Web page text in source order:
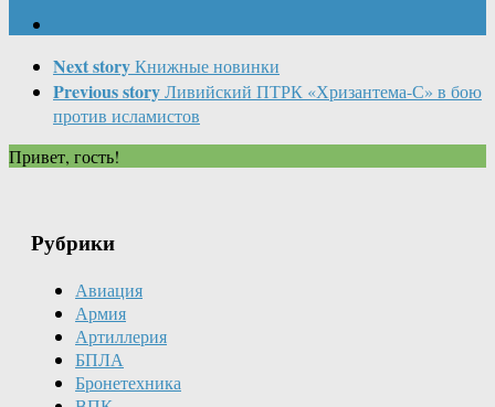
Next storyКнижные новинки
Previous storyЛивийский ПТРК «Хризантема-С» в бою
против исламистов
Привет, гость!
Рубрики
Авиация
Армия
Артиллерия
БПЛА
Бронетехника